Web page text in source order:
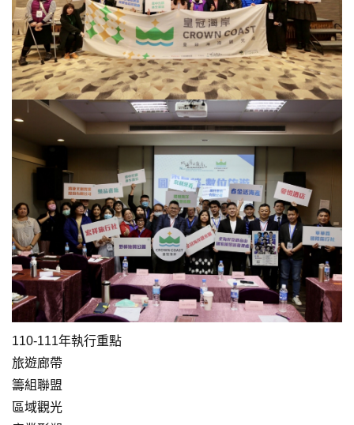
110-111年執行重點
旅遊廊帶
籌組聯盟
區域觀光